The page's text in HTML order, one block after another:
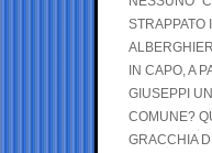
STRAPPATO
IN CAPO, A
GIUSEPPI
COMUNE?
GRACCHIA